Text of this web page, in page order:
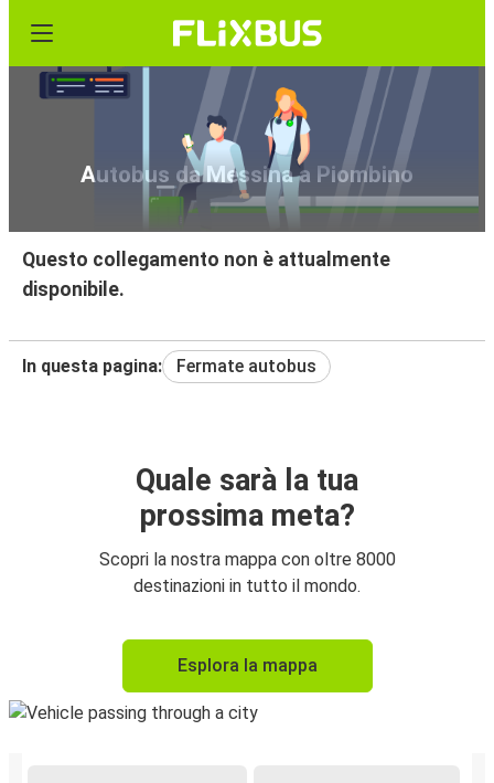
Autobus da Messina a Piombino
Questo collegamento non è attualmente
disponibile.
In questa pagina: Fermate autobus
Quale sarà la tua
prossima meta?
Scopri la nostra mappa con oltre 8000
destinazioni in tutto il mondo.
Esplora la mappa